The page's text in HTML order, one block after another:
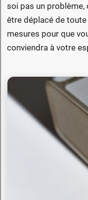
soi pas un problème,
être déplacé de
mesures pour que
conviendra à votre